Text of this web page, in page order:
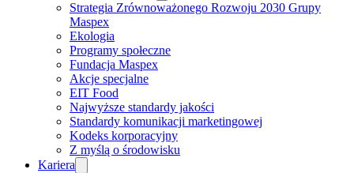
Strategia Zrównoważonego Rozwoju 2030 Grupy
Maspex
Ekologia
Programy społeczne
Fundacja Maspex
Akcje specjalne
EIT Food
Najwyższe standardy jakości
Standardy komunikacji marketingowej
Kodeks korporacyjny
Z myślą o środowisku
Kariera